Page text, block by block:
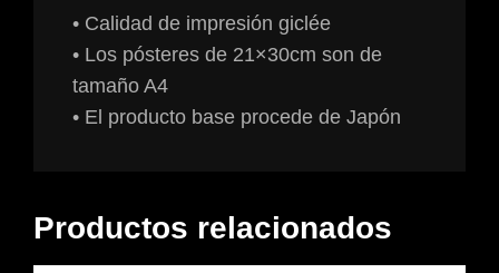
• Calidad de impresión giclée
• Los pósteres de 21×30cm son de
tamaño A4
• El producto base procede de Japón
Productos relacionados